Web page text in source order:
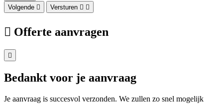
Volgende
Versturen
Offerte aanvragen
Bedankt voor je aanvraag
Je aanvraag is succesvol verzonden. We zullen zo snel mogelijk